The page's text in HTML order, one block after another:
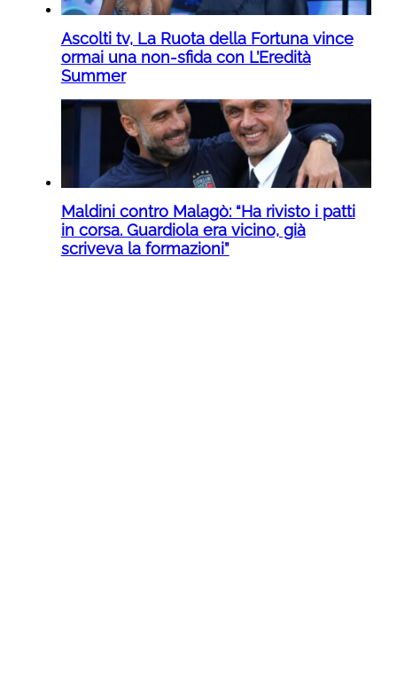
Ascolti tv, La Ruota della Fortuna vince
ormai una non-sfida con L’Eredità
Summer
Maldini contro Malagò: “Ha rivisto i patti
in corsa. Guardiola era vicino, già
scriveva la formazioni”